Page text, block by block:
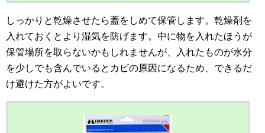
しっかりと乾燥させたら蓋をしめて保管します。乾燥剤を
入れておくとより湿気を防げます。中に物を入れたほうが
保管場所を取らないかもしれませんが、入れたものが水分
を少しでも含んでいるとカビの原因になるため、できるだ
け避けた方がよいです。